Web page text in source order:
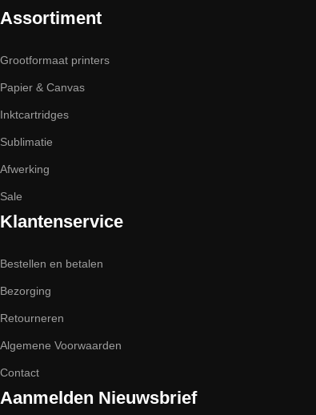
Assortiment
Grootformaat printers
Papier & Canvas
Inktcartridges
Sublimatie
Afwerking
Sale
Klantenservice
Bestellen en betalen
Bezorging
Retourneren
Algemene Voorwaarden
Contact
Aanmelden Nieuwsbrief